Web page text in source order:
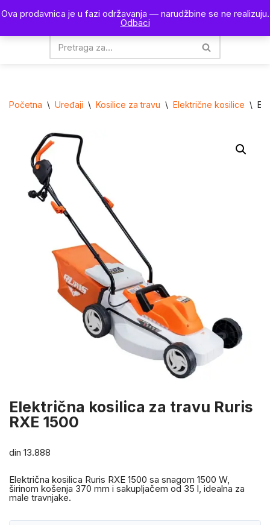
Ova prodavnica je u fazi održavanja — narudžbine se ne realizuju.
Odbaci
na
0
Početna \ Uređaji \ Kosilice za travu \ Električne kosilice \
Električna kosilica za travu Ruris
RXE 1500
din 13.888
Električna kosilica Ruris RXE 1500 sa snagom 1500 W,
širinom košenja 370 mm i sakupljačem od 35 l, idealna za
male travnjake.